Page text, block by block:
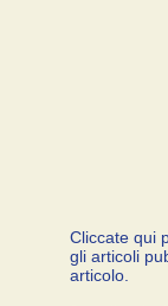
Cliccate qui
gli articoli
articolo.